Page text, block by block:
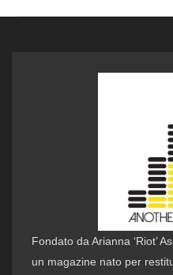
Fondato da Arianna ‘Riot’
un magazine nato per